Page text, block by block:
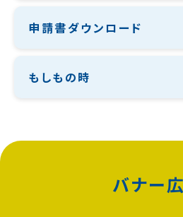
申請書ダウンロード
もしもの時
バナー